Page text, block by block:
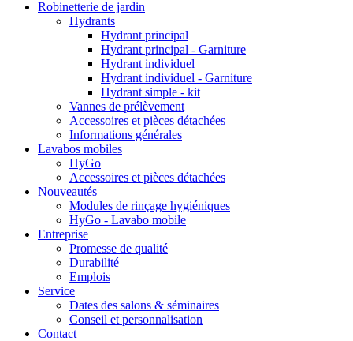
Robinetterie de jardin
Hydrants
Hydrant principal
Hydrant principal - Garniture
Hydrant individuel
Hydrant individuel - Garniture
Hydrant simple - kit
Vannes de prélèvement
Accessoires et pièces détachées
Informations générales
Lavabos mobiles
HyGo
Accessoires et pièces détachées
Nouveautés
Modules de rinçage hygiéniques
HyGo - Lavabo mobile
Entreprise
Promesse de qualité
Durabilité
Emplois
Service
Dates des salons & séminaires
Conseil et personnalisation
Contact